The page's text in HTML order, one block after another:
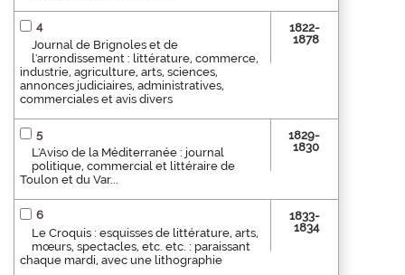
4
Journal de Brignoles et de
l'arrondissement : littérature, commerce,
industrie, agriculture, arts, sciences,
annonces judiciaires, administratives,
commerciales et avis divers
1822-
1878
5
L'Aviso de la Méditerranée : journal
politique, commercial et littéraire de
Toulon et du Var...
1829-
1830
6
Le Croquis : esquisses de littérature, arts,
mœurs, spectacles, etc. etc. : paraissant
chaque mardi, avec une lithographie
1833-
1834